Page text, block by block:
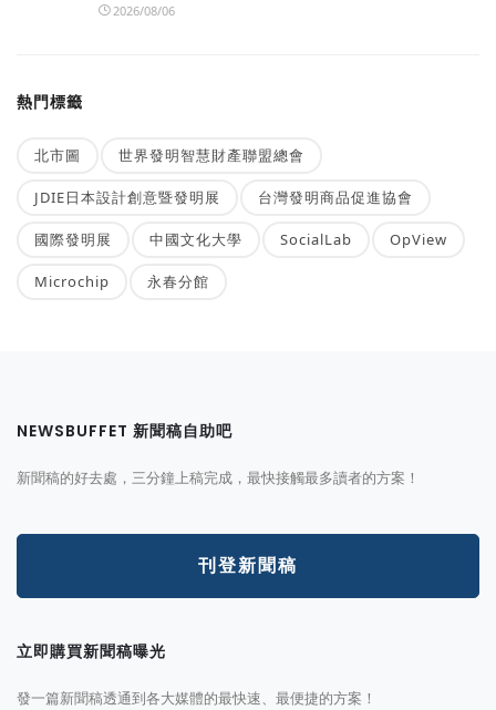
2026/08/06
熱門標籤
北市圖 世界發明智慧財產聯盟總會
JDIE日本設計創意暨發明展 台灣發明商品促進協會
國際發明展 中國文化大學 SocialLab OpView
Microchip 永春分館
NEWSBUFFET 新聞稿自助吧
新聞稿的好去處，三分鐘上稿完成，最快接觸最多讀者的方案！
刊登新聞稿
立即購買新聞稿曝光
發一篇新聞稿透通到各大媒體的最快速、最便捷的方案！